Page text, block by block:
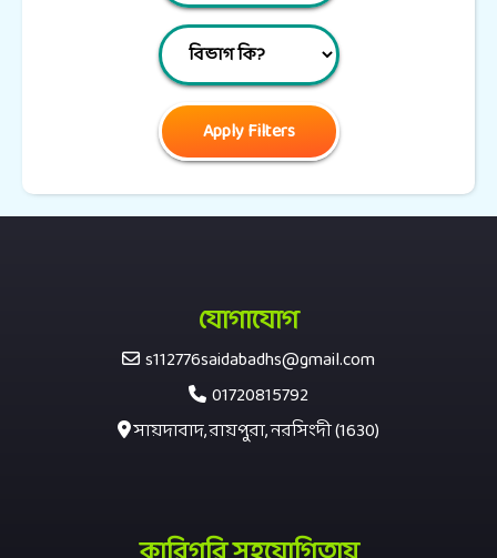
যোগাযোগ
s112776saidabadhs@gmail.com
01720815792
সায়দাবাদ, রায়পুরা, নরসিংদী (1630)